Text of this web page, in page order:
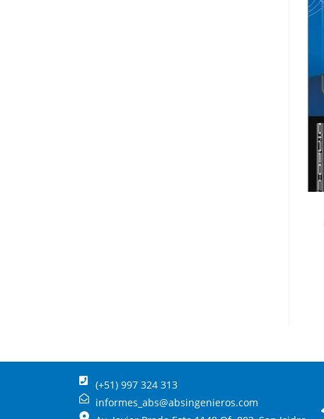
(+51) 997 324 313
informes_abs@absingenieros.com